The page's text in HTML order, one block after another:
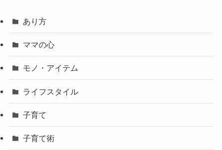
あり方
ママの心
モノ・アイテム
ライフスタイル
子育て
子育て術